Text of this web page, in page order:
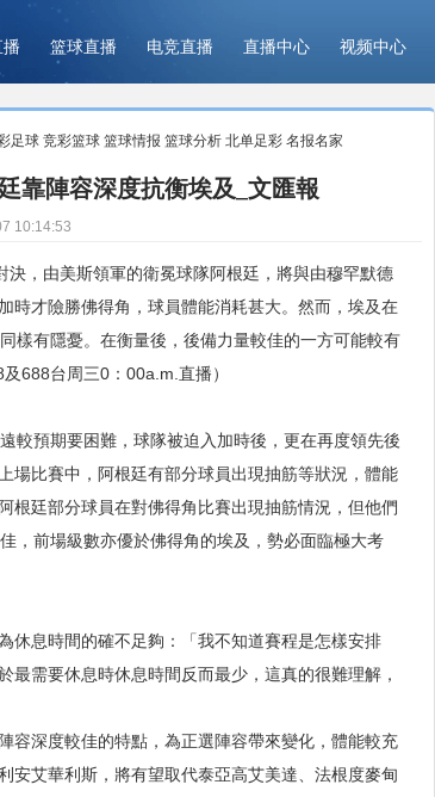
播 篮球直播 电竞直播 直播中心 视频中心
足球 竞彩篮球 篮球情报 篮球分析 北单足彩 名报名家
靠陣容深度抗衡埃及_文匯報
10:14:53
，由美斯領軍的衛冕球隊阿根廷，將與由穆罕默德
時才險勝佛得角，球員體能消耗甚大。然而，埃及在
樣有隱憂。在衡量後，後備力量較佳的一方可能較有
688台周三0：00a.m.直播）
較預期要困難，球隊被迫入加時後，更在再度領先後
場比賽中，阿根廷有部分球員出現抽筋等狀況，體能
根廷部分球員在對佛得角比賽出現抽筋情況，但他們
，前場級數亦優於佛得角的埃及，勢必面臨極大考
休息時間的確不足夠：「我不知道賽程是怎樣安排
需要休息時休息時間反而最少，這真的很難理解，
容深度較佳的特點，為正選陣容帶來變化，體能較充
安艾華利斯，將有望取代泰亞高艾美達、法根度麥甸